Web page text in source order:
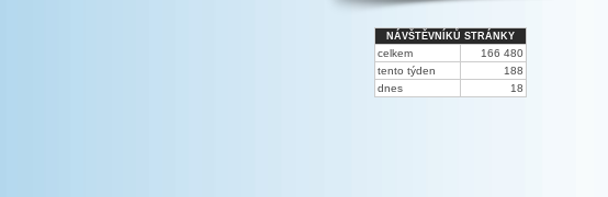
NÁVŠTĚVNÍKŮ STRÁNKY
celkem
166 480
tento týden
188
dnes
18